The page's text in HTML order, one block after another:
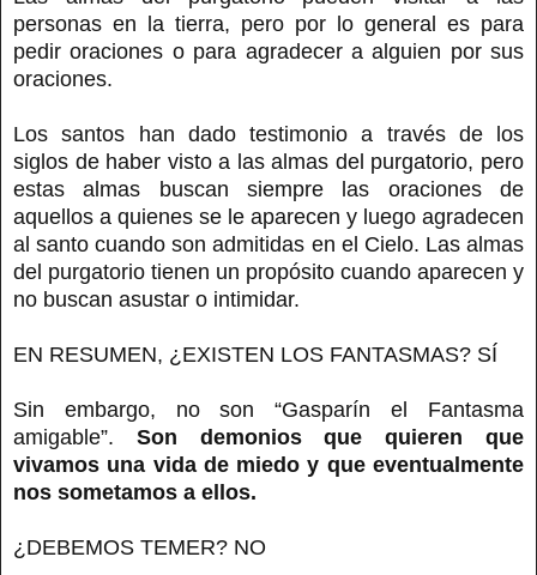
personas en la tierra, pero por lo general es para
pedir oraciones o para agradecer a alguien por sus
oraciones.
Los santos han dado testimonio a través de los
siglos de haber visto a las almas del purgatorio, pero
estas almas buscan siempre las oraciones de
aquellos a quienes se le aparecen y luego agradecen
al santo cuando son admitidas en el Cielo. Las almas
del purgatorio tienen un propósito cuando aparecen y
no buscan asustar o intimidar.
EN RESUMEN, ¿EXISTEN LOS FANTASMAS? SÍ
Sin embargo, no son “Gasparín el Fantasma
amigable”. Son demonios que quieren que
vivamos una vida de miedo y que eventualmente
nos sometamos a ellos.
¿DEBEMOS TEMER? NO